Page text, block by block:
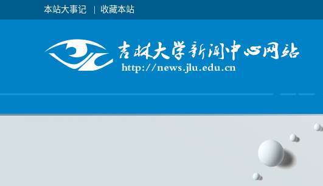
本站大事记 收藏本站